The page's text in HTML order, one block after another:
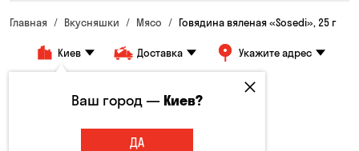
Главная Вкусняшки Мясо Говядина вяленая «Sosedi», 25 г
Киев Доставка Укажите адрес
Ваш город —Киев?
ДА